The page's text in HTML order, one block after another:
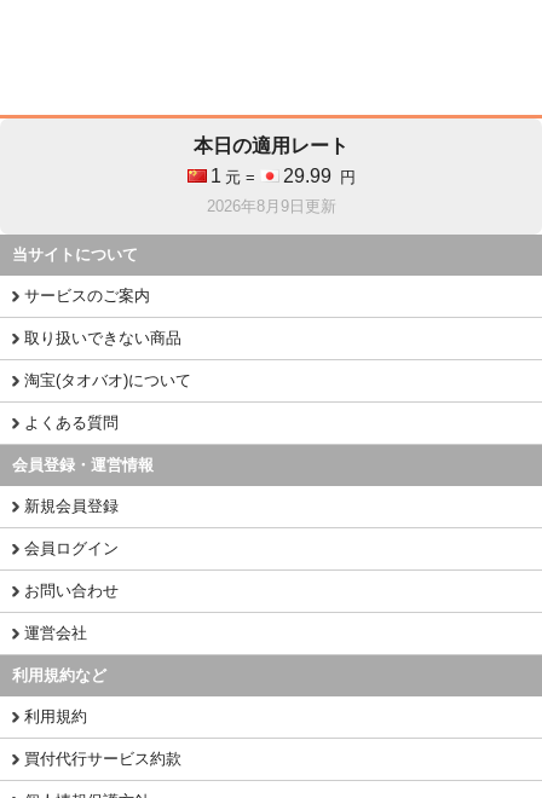
本日の適用レート
1 元 = 29.99
円
2026年8月9日更新
当サイトについて
サービスのご案内
取り扱いできない商品
淘宝(タオバオ)について
よくある質問
会員登録・運営情報
新規会員登録
会員ログイン
お問い合わせ
運営会社
利用規約など
利用規約
買付代行サービス約款